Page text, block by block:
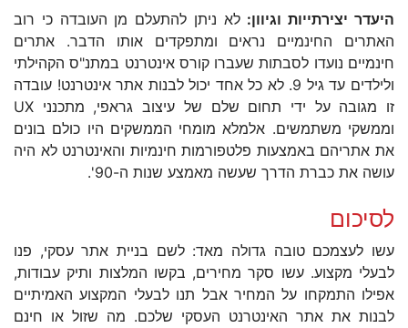
היעדר יצירתייות וגיוון: לא ניתן להתעלם מן העובדה כי רוב
האתרים החינמיים נראים ומתפקדים אותו הדבר. אתרים
חינמיים נועדו לסבתות שעברו קורס אינטרנט במתנ"ס הקהילתי
ולילדים עד גיל 9. לא כל אחד יכול לבנות אתר אינטרנט! עובדה
זו מגובה על ידי תחום שלם של עיצוב גראפי, מתכנני UX
וממשקי משתמשים. אלמלא מומחי הממשקים היו כולם בונים
את אתריהם באמצעות פלטפורמות חינמיות והאינטרנט לא היה
עושה את כברת הדרך שעשה מאמצע שנות ה-90'.
לסיכום
עשו לעצמכם טובה גדולה מאד: לשם בניית אתר עסקי, פנו
לבעלי מקצוע. עשו סקר מחירים, בקשו המלצות ותיק עבודות,
אפילו התמקחו על המחיר אבל תנו לבעלי המקצוע האמיתיים
לבנות את אתר האינטרנט העסקי שלכם. מה שזול או חינם